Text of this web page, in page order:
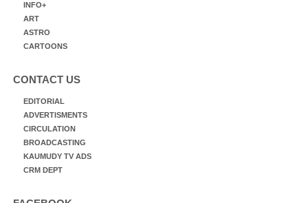
INFO+
ART
ASTRO
CARTOONS
CONTACT US
EDITORIAL
ADVERTISMENTS
CIRCULATION
BROADCASTING
KAUMUDY TV ADS
CRM DEPT